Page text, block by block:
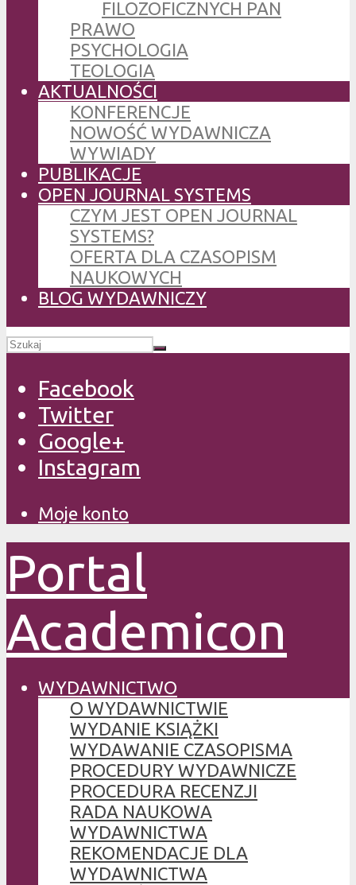
FILOZOFICZNYCH PAN
PRAWO
PSYCHOLOGIA
TEOLOGIA
AKTUALNOŚCI
KONFERENCJE
NOWOŚĆ WYDAWNICZA
WYWIADY
PUBLIKACJE
OPEN JOURNAL SYSTEMS
CZYM JEST OPEN JOURNAL
SYSTEMS?
OFERTA DLA CZASOPISM
NAUKOWYCH
BLOG WYDAWNICZY
Facebook
Twitter
Google+
Instagram
Moje konto
Portal
Academicon
WYDAWNICTWO
O WYDAWNICTWIE
WYDANIE KSIĄŻKI
WYDAWANIE CZASOPISMA
PROCEDURY WYDAWNICZE
PROCEDURA RECENZJI
RADA NAUKOWA
WYDAWNICTWA
REKOMENDACJE DLA
WYDAWNICTWA